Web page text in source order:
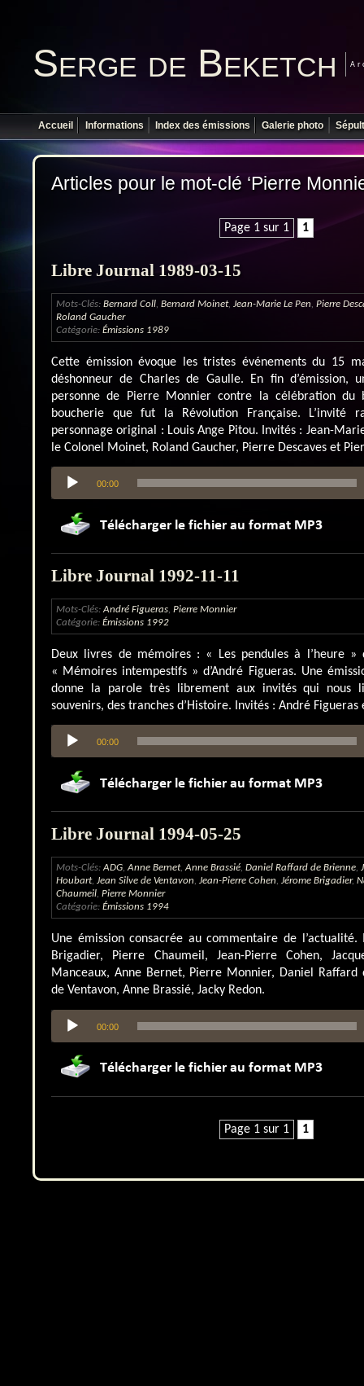
Serge de Beketch
Accueil Informations Index des émissions Galerie photo
Articles pour le mot-clé ‘Pierre
Page 1 sur 1 1
Libre Journal 1989-03-15
Mots-Clés: Bernard Coll Bernard Moinet, Jean-Marie Le Pen Pierre
Roland Gaucher
Catégorie: Émissions 1989
Cette émission évoque les tristes événements du 15
déshonneur de Charles de Gaulle. En fin d’émission,
personne de Pierre Monnier contre la célébration du
boucherie que fut la Révolution Française. L’invité
personnage original : Louis Ange Pitou. Invités : Jean-
le Colonel Moinet, Roland Gaucher, Pierre Descaves et
Lecteur
audio
00:00
Libre Journal 1992-11-11
Mots-Clés:André Figueras, Pierre Monnier
Catégorie: Émissions 1992
Deux livres de mémoires : « Les pendules à l’heure
« Mémoires intempestifs » d’André Figueras. Une
donne la parole très librement aux invités qui nous
souvenirs, des tranches d’Histoire. Invités : André
audio
00:00
Libre Journal 1994-05-25
Mots-Clés:ADG,Anne Bernet,Anne Brassié, Daniel Raffard de Brienne,
Houbart, Jean Silve de Ventavon, Jean-Pierre Cohen, Jérome Brigadier,
Chaumeil, Pierre Monnier
Catégorie: Émissions 1994
Une émission consacrée au commentaire de l’actualité.
Brigadier, Pierre Chaumeil, Jean-Pierre Cohen,
Manceaux, Anne Bernet, Pierre Monnier, Daniel Raffard
de Ventavon, Anne Brassié, Jacky Redon.
Lecteur
audio
00:00
Page 1 sur 1 1